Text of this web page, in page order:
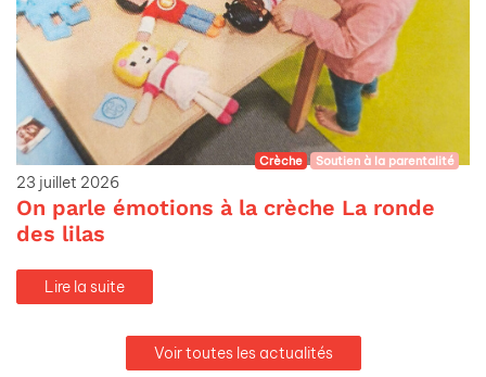
Crèche Soutien à la parentalité
23 juillet 2026
On parle émotions à la crèche La ronde
des lilas
Lire la suite
Voir toutes les actualités